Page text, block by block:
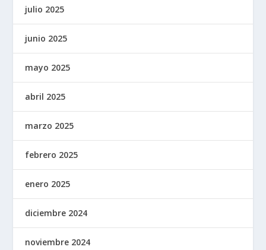
julio 2025
junio 2025
mayo 2025
abril 2025
marzo 2025
febrero 2025
enero 2025
diciembre 2024
noviembre 2024